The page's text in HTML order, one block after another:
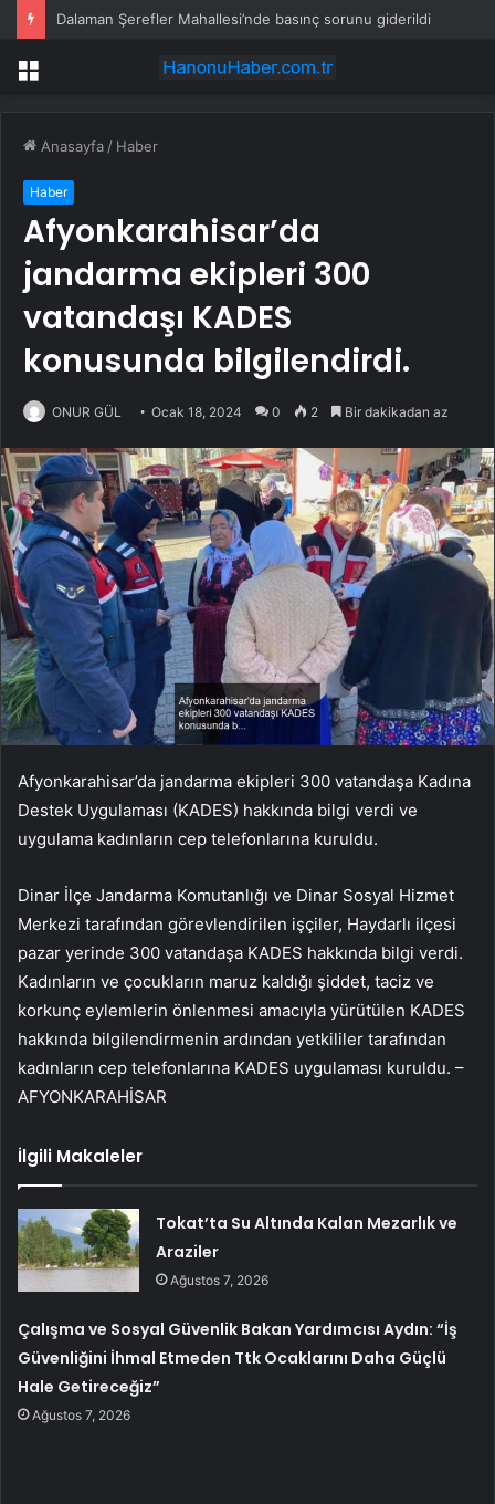
Dalaman Şerefler Mahallesi’nde basınç sorunu giderildi
Menü
Anasayfa / Haber
Haber
Afyonkarahisar’da
jandarma ekipleri 300
vatandaşı KADES
konusunda bilgilendirdi.
ONUR GÜL Ocak 18, 2024 0 2 Bir dakikadan az
Afyonkarahisar’da jandarma ekipleri 300 vatandaşa Kadına
Destek Uygulaması (KADES) hakkında bilgi verdi ve
uygulama kadınların cep telefonlarına kuruldu.
Dinar İlçe Jandarma Komutanlığı ve Dinar Sosyal Hizmet
Merkezi tarafından görevlendirilen işçiler, Haydarlı ilçesi
pazar yerinde 300 vatandaşa KADES hakkında bilgi verdi.
Kadınların ve çocukların maruz kaldığı şiddet, taciz ve
korkunç eylemlerin önlenmesi amacıyla yürütülen KADES
hakkında bilgilendirmenin ardından yetkililer tarafından
kadınların cep telefonlarına KADES uygulaması kuruldu. –
AFYONKARAHİSAR
İlgili Makaleler
Tokat’ta Su Altında Kalan Mezarlık ve
Araziler
Ağustos 7, 2026
Çalışma ve Sosyal Güvenlik Bakan Yardımcısı Aydın: “İş
Güvenliğini İhmal Etmeden Ttk Ocaklarını Daha Güçlü
Hale Getireceğiz”
Ağustos 7, 2026